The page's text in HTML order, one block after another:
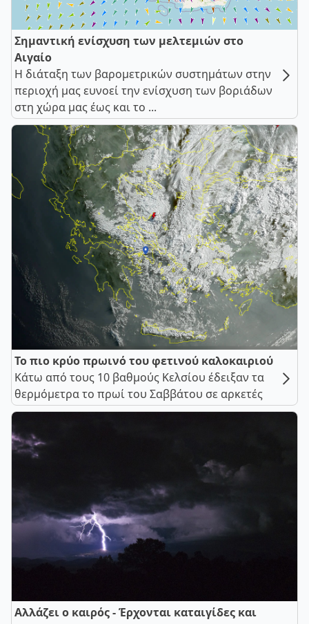
Σημαντική ενίσχυση των μελτεμιών στο
Αιγαίο
Η διάταξη των βαρομετρικών συστημάτων στην
περιοχή μας ευνοεί την ενίσχυση των βοριάδων
στη χώρα μας έως και το ...
Το πιο κρύο πρωινό του φετινού καλοκαιριού
Κάτω από τους 10 βαθμούς Κελσίου έδειξαν τα
θερμόμετρα το πρωί του Σαββάτου σε αρκετές
Αλλάζει ο καιρός - Έρχονται καταιγίδες και